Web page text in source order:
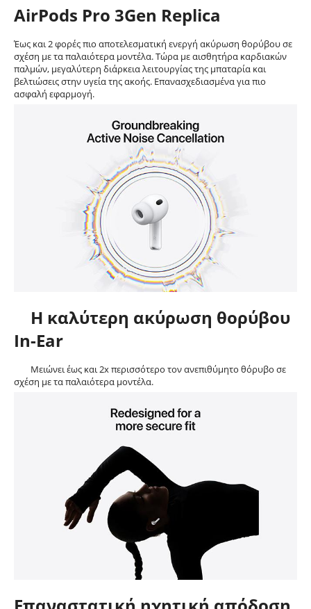
AirPods Pro 3Gen Replica
Έως και 2 φορές πιο αποτελεσματική ενεργή ακύρωση θορύβου σε
σχέση με τα παλαιότερα μοντέλα. Τώρα με αισθητήρα καρδιακών
παλμών, μεγαλύτερη διάρκεια λειτουργίας της μπαταρία και
βελτιώσεις στην υγεία της ακοής. Επανασχεδιασμένα για πιο
ασφαλή εφαρμογή.
Η καλύτερη ακύρωση θορύβου
In-Ear
Μειώνει έως και 2x περισσότερο τον ανεπιθύμητο θόρυβο σε
σχέση με τα παλαιότερα μοντέλα.